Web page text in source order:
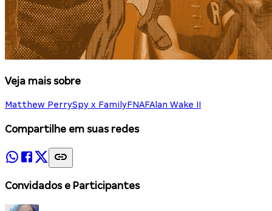
Veja mais sobre
Matthew PerrySpy x FamilyFNAFAlan Wake II
Compartilhe em suas redes
Convidados e Participantes